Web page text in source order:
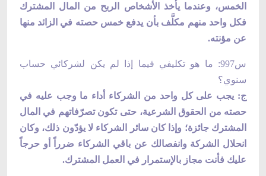
الخمس، وعندما يأخذ الأشخاص الربح من المال المشترك
فكل واحد منهم مكلَّف بأن يدفع خمس حصته في الزائد منها
عن مؤنته.
س997: ما هو تكليفي فيما إذا لم يكن لشركائي حساب
سنوي؟
ج: يجب على كل واحد من الشركاء أداء ما وجب عليه في
حصته من الحقوق الشرعية، حتى تكون تصرّفاتهم في المال
المشترك جائزة؛ وإذا كان سائر الشركاء لا يؤدّون ذلك، وكان
انحلال الشركة وانفصالك عن باقي الشركاء ضرراً أو حرجاً
عليك فأنت مجاز بالإستمرار في العمل المشترك.